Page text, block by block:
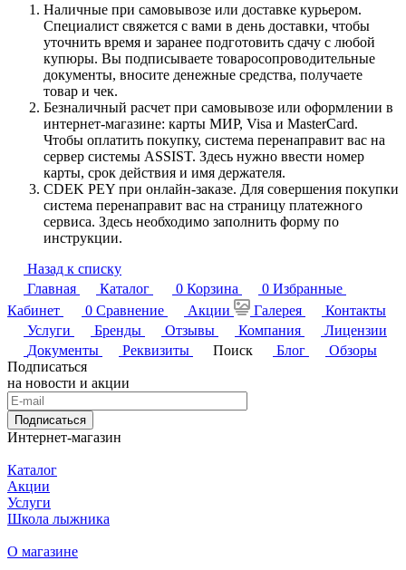
Наличные при самовывозе или доставке курьером.
Специалист свяжется с вами в день доставки, чтобы
уточнить время и заранее подготовить сдачу с любой
купюры. Вы подписываете товаросопроводительные
документы, вносите денежные средства, получаете
товар и чек.
Безналичный расчет при самовывозе или оформлении в
интернет-магазине: карты МИР, Visa и MasterCard.
Чтобы оплатить покупку, система перенаправит вас на
сервер системы ASSIST. Здесь нужно ввести номер
карты, срок действия и имя держателя.
CDEK PEY при онлайн-заказе. Для совершения покупки
система перенаправит вас на страницу платежного
сервиса. Здесь необходимо заполнить форму по
инструкции.
Назад к списку
Главная
Каталог 0 Корзина 0 Избранные
Кабинет
0 Сравнение Акции Галерея
Контакты
Услуги
Бренды Отзывы Компания
Лицензии
Документы
Реквизиты Поиск Блог
Обзоры
Подписаться
на новости и акции
Подписаться
Интернет-магазин
Каталог
Акции
Услуги
Школа лыжника
О магазине